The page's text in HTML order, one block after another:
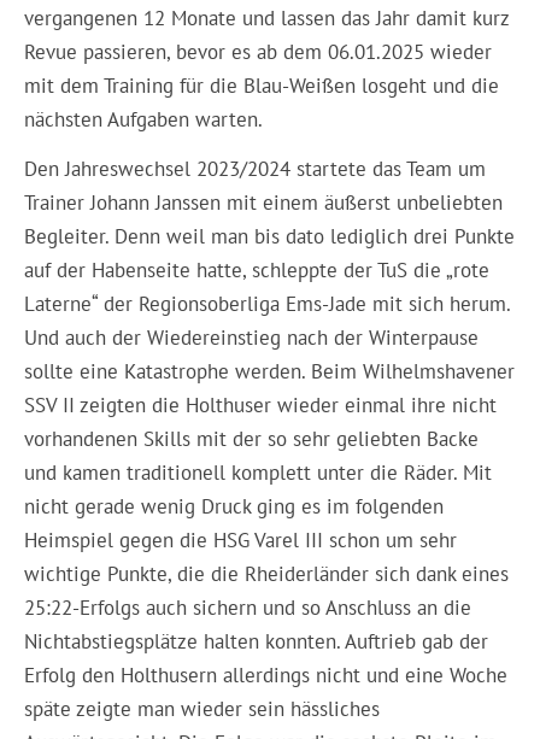
vergangenen 12 Monate und lassen das Jahr damit kurz
Revue passieren, bevor es ab dem 06.01.2025 wieder
mit dem Training für die Blau-Weißen losgeht und die
nächsten Aufgaben warten.
Den Jahreswechsel 2023/2024 startete das Team um
Trainer Johann Janssen mit einem äußerst unbeliebten
Begleiter. Denn weil man bis dato lediglich drei Punkte
auf der Habenseite hatte, schleppte der TuS die „rote
Laterne“ der Regionsoberliga Ems-Jade mit sich herum.
Und auch der Wiedereinstieg nach der Winterpause
sollte eine Katastrophe werden. Beim Wilhelmshavener
SSV II zeigten die Holthuser wieder einmal ihre nicht
vorhandenen Skills mit der so sehr geliebten Backe
und kamen traditionell komplett unter die Räder. Mit
nicht gerade wenig Druck ging es im folgenden
Heimspiel gegen die HSG Varel III schon um sehr
wichtige Punkte, die die Rheiderländer sich dank eines
25:22-Erfolgs auch sichern und so Anschluss an die
Nichtabstiegsplätze halten konnten. Auftrieb gab der
Erfolg den Holthusern allerdings nicht und eine Woche
späte zeigte man wieder sein hässliches